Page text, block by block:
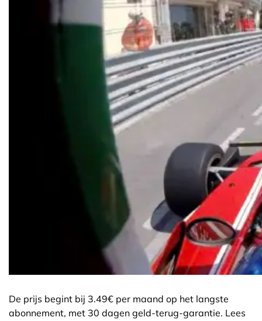
De prijs begint bij 3.49€ per maand op het langste
abonnement, met 30 dagen geld-terug-garantie. Lees